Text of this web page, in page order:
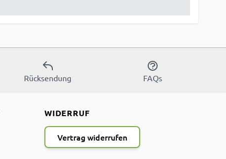
Rücksendung FAQs
WIDERRUF
Vertrag widerrufen